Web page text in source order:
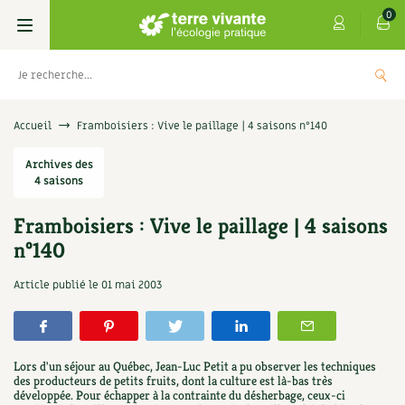
0
Livres
Permaculture, Jardin bio
Techniques de jardinage
Verger, arbres
Aménagement jardin
Les 4 saisons
Se réabonner
Offrir un abonnement
Les numéros
4 saisons
Graines, semences
Aromatiques
Florales
Cartes cadeau
Découvrir le Centre
Visiter en famille, entre amis
Jardin bio
Parole libre
Accueil Framboisiers : Vive le paillage | 4 saisons n°140
Archives des
4 saisons
Framboisiers : Vive le paillage | 4 saisons
n°140
Article publié le 01 mai 2003
Lors d'un séjour au Québec, Jean-Luc Petit a pu observer les techniques
des producteurs de petits fruits, dont la culture est là-bas très
développée. Pour échapper à la contrainte du désherbage, ceux-ci
9,90